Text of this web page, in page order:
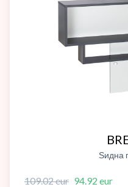
Ѕидна
109.02 eur 94.92 eur